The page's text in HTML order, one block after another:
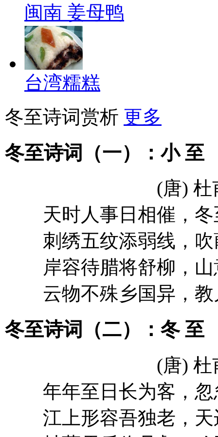
闽南 姜母鸭
台湾糯糕
冬至诗词赏析 更多
冬至诗词（一）：小 至
(唐) 杜
天时人事日相催，冬
刺绣五纹添弱线，吹
岸容待腊将舒柳，山
云物不殊乡国异，教
冬至诗词（二）：冬 至
(唐) 杜
年年至日长为客，忽
江上形容吾独老，天